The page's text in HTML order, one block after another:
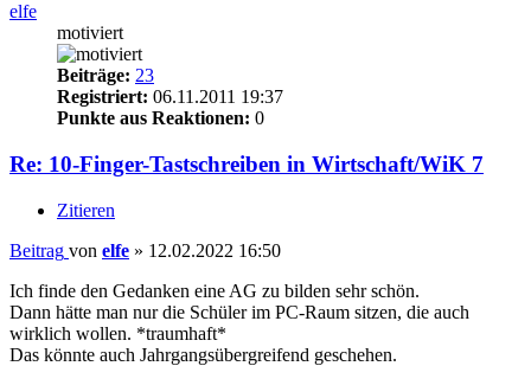
elfe
motiviert
Beiträge: 23
Registriert: 06.11.2011 19:37
Punkte aus Reaktionen: 0
Re: 10-Finger-Tastschreiben in Wirtschaft/WiK 7
Zitieren
Beitrag von elfe » 12.02.2022 16:50
Ich finde den Gedanken eine AG zu bilden sehr schön.
Dann hätte man nur die Schüler im PC-Raum sitzen, die auch
wirklich wollen. *traumhaft*
Das könnte auch Jahrgangsübergreifend geschehen.